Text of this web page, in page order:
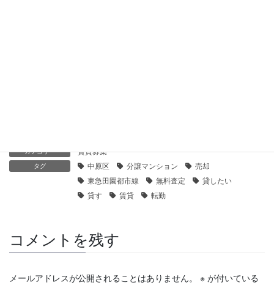
カテゴリー 賃貸募集
タグ 中原区 分譲マンション
売却
東急田園都市線
無料査定
貸したい
貸す
賃貸 転勤
コメントを残す
メールアドレスが公開されることはありません。 ※ が付いている